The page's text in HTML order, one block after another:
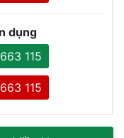
dụng
115
115